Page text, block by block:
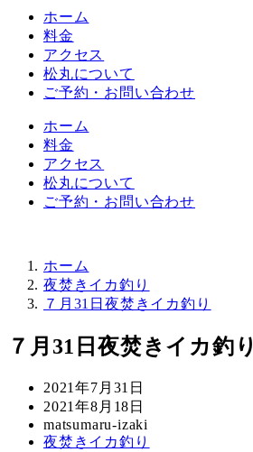
ホーム
料金
アクセス
松丸について
ご予約・お問い合わせ
ホーム
料金
アクセス
松丸について
ご予約・お問い合わせ
ホーム
夜焚きイカ釣り
７月31日夜焚きイカ釣り
７月31日夜焚きイカ釣り
投
稿
日
2021年7月31日
更
新
日
2021年8月18日
著
者
matsumaru-izaki
カ
夜焚きイカ釣り